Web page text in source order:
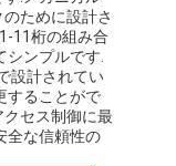
ために設計さ
11桁の組み合
ンプルです.
設計されてい
することがで
セス制御に最
全な信頼性の